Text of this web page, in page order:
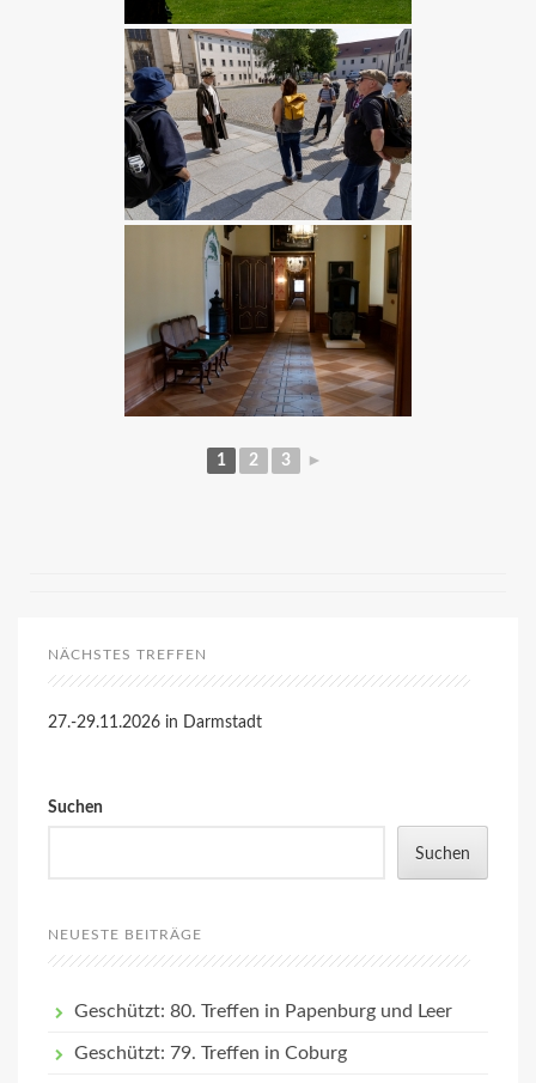
1 2 3 ►
NÄCHSTES TREFFEN
27.-29.11.2026 in Darmstadt
Suchen
Suchen
NEUESTE BEITRÄGE
Geschützt: 80. Treffen in Papenburg und Leer
Geschützt: 79. Treffen in Coburg